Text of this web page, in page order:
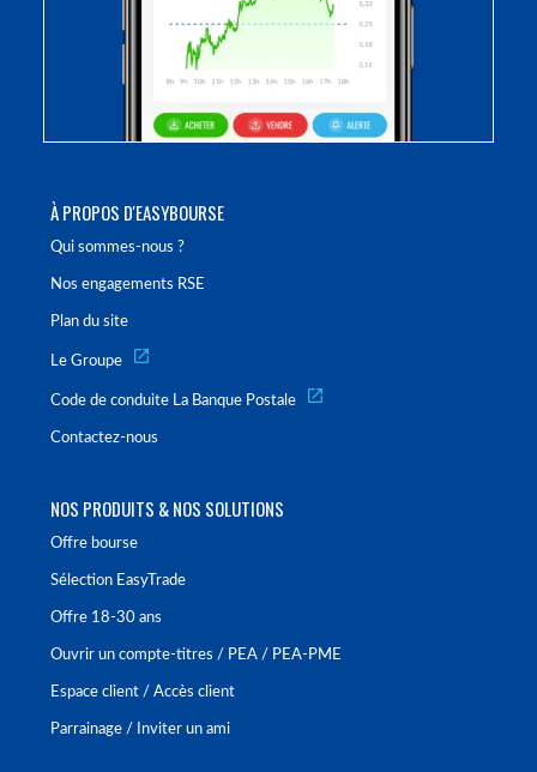
À PROPOS D'EASYBOURSE
Qui sommes-nous ?
Nos engagements RSE
Plan du site
Le Groupe
Code de conduite La Banque Postale
Contactez-nous
NOS PRODUITS & NOS SOLUTIONS
Offre bourse
Sélection EasyTrade
Offre 18-30 ans
Ouvrir un compte-titres / PEA / PEA-PME
Espace client / Accès client
Parrainage / Inviter un ami